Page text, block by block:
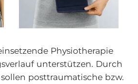
Physiotherapie
unterstützen. Durch
posttraumatische bzw.